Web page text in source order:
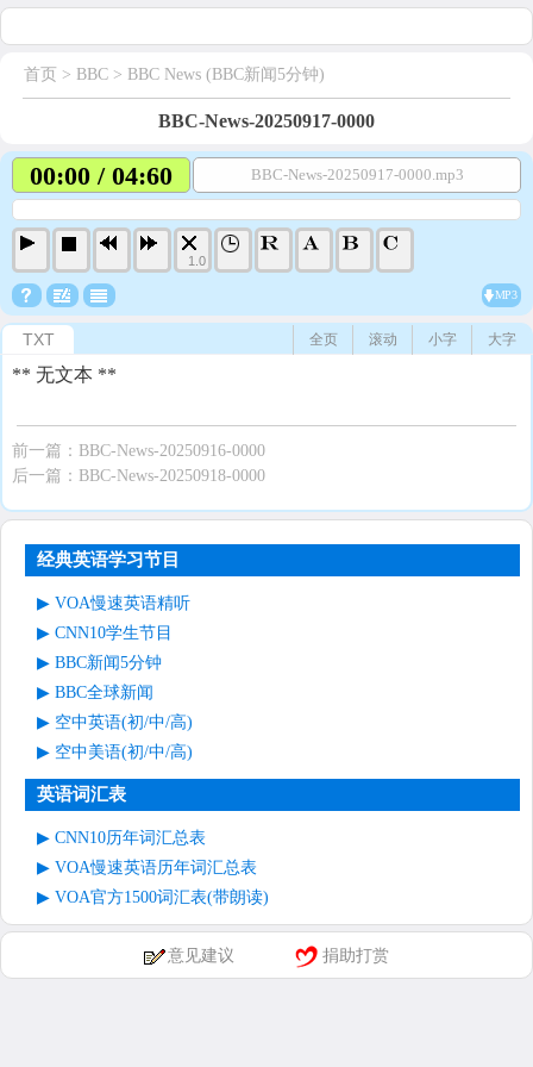
首页 > BBC > BBC News (BBC新闻5分钟)
BBC-News-20250917-0000
00:00 / 04:60 BBC-News-20250917-0000.mp3
1.0
MP3
TXT 大字
小字
滚动
全页
** 无文本 **
前一篇： BBC-News-20250916-0000
后一篇： BBC-News-20250918-0000
经典英语学习节目
VOA慢速英语精听
CNN10学生节目
BBC新闻5分钟
BBC全球新闻
空中英语(初/中/高)
空中美语(初/中/高)
英语词汇表
CNN10历年词汇总表
VOA慢速英语历年词汇总表
VOA官方1500词汇表(带朗读)
意见建议 捐助打赏